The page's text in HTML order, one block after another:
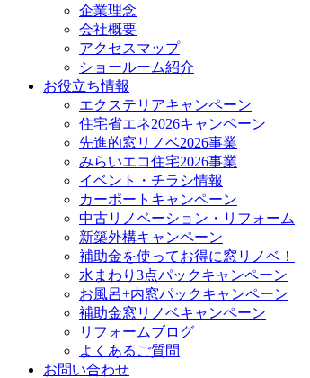
企業理念
会社概要
アクセスマップ
ショールーム紹介
お役立ち情報
エクステリアキャンペーン
住宅省エネ2026キャンペーン
先進的窓リノベ2026事業
みらいエコ住宅2026事業
イベント・チラシ情報
カーポートキャンペーン
中古リノベーション・リフォーム
新築外構キャンペーン
補助金を使ってお得に窓リノベ！
水まわり3点パックキャンペーン
お風呂+内窓パックキャンペーン
補助金窓リノベキャンペーン
リフォームブログ
よくあるご質問
お問い合わせ